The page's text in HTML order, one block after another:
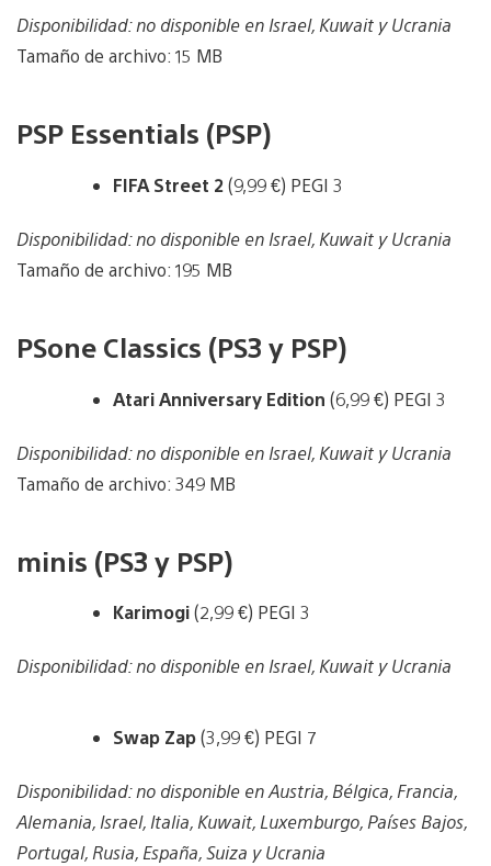
Disponibilidad: no disponible en Israel, Kuwait y Ucrania
Tamaño de archivo: 15 MB
PSP Essentials (PSP)
FIFA Street 2(9,99 €) PEGI 3
Disponibilidad: no disponible en Israel, Kuwait y Ucrania
Tamaño de archivo: 195 MB
PSone Classics (PS3 y PSP)
Atari Anniversary Edition (6,99 €) PEGI 3
Disponibilidad: no disponible en Israel, Kuwait y Ucrania
Tamaño de archivo: 349 MB
minis (PS3 y PSP)
Karimogi(2,99 €) PEGI 3
Disponibilidad: no disponible en Israel, Kuwait y Ucrania
Swap Zap(3,99 €) PEGI 7
Disponibilidad: no disponible en Austria, Bélgica, Francia,
Alemania, Israel, Italia, Kuwait, Luxemburgo, Países Bajos,
Portugal, Rusia, España, Suiza y Ucrania